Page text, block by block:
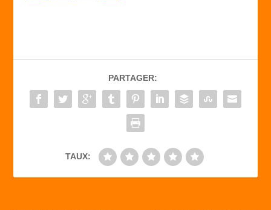
b
o
o
d
o
n
er
PARTAGER:
TAUX: